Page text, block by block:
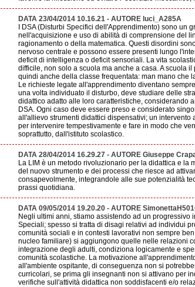
DATA 23/04/2014 10.16.21 - AUTORE luci_A285A
I DSA (Disturbi Specifici dell'Apprendimento) sono
nell'acquisizione e uso di abilità di comprensione del
ragionamento o della matematica. Questi disordini
nervoso centrale e possono essere presenti lungo
deficit di intelligenza o deficit sensoriali. La vita
difficile, non solo a scuola ma anche a casa. A scuola
quindi anche della classe frequentata: man mano che
Le richieste legate all'apprendimento diventano
una volta individuato il disturbo, deve studiare delle
didattico adatto alle loro caratteristiche, considerando
DSA. Ogni caso deve essere preso e considerato
all'allievo strumenti didattici dispensativi; un
per intervenire tempestivamente e fare in modo che
soprattutto, dall'istituto scolastico.
DATA 28/04/2014 16.29.27 - AUTORE Giuseppe
La LIM è un metodo rivoluzionario per la didattica e la
del nuovo strumento e dei processi che riesce ad
consapevolmente, integrandole alle sue potenzialità
prassi quotidiana.
DATA 09/05/2014 19.20.20 - AUTORE
Negli ultimi anni, stiamo assistendo ad un
Speciali; spesso si tratta di disagi relativi ad individui
comunità sociali e in contesti lavorativi non sempre
nucleo familiare) si aggiungono quelle nelle relazioni
integrazione degli adulti, condiziona logicamente e
comunità scolastiche. La motivazione
all'ambiente ospitante, di conseguenza non si
curricolari, se prima gli insegnanti non si attivano per
verifiche sull'attività didattica non soddisfacenti e/o